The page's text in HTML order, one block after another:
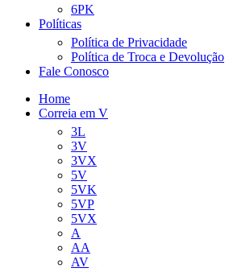
6PK
Políticas
Política de Privacidade
Política de Troca e Devolução
Fale Conosco
Home
Correia em V
3L
3V
3VX
5V
5VK
5VP
5VX
A
AA
AV